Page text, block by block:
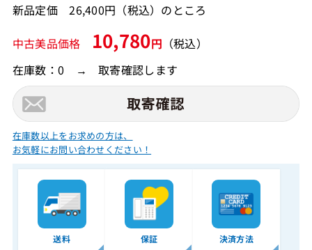
新品定価 26,400円（税込）のところ
中古美品価格 10,780円 （税込）
在庫数：0 → 取寄確認します
在庫数以上をお求めの方は、
お気軽にお問い合わせください！
送料 保証 決済方法